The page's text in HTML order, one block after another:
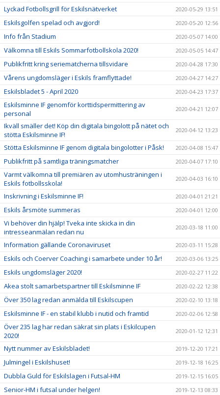
Lyckad Fotbollsgrill för Eskilsnätverket 2020-05-29 13:51
Eskilsgolfen spelad och avgjord! 2020-05-20 12:56
Info från Stadium 2020-05-07 14:00
Välkomna till Eskils Sommarfotbollskola 2020! 2020-05-05 14:47
Publikfritt kring seriematcherna tillsvidare 2020-04-28 17:30
Vårens ungdomsläger i Eskils framflyttade! 2020-04-27 14:27
Eskilsbladet 5 - April 2020 2020-04-23 17:37
Eskilsminne IF genomför korttidspermittering av
personal
2020-04-21 12:07
Ikväll smäller det! Köp din digitala bingolott på nätet och
stötta Eskilsminne IF!
2020-04-12 13:23
Stötta Eskilsminne IF genom digitala bingolotter i Påsk! 2020-04-08 15:47
Publikfritt på samtliga träningsmatcher 2020-04-07 17:10
Varmt välkomna till premiären av utomhusträningen i
Eskils fotbollsskola!
2020-04-03 16:10
Inskrivning i Eskilsminne IF! 2020-04-01 21:21
Eskils årsmöte summeras 2020-04-01 12:00
Vi behöver din hjälp! Tveka inte skicka in din
intresseanmälan redan nu
2020-03-18 11:00
Information gällande Coronaviruset 2020-03-11 15:28
Eskils och Coerver Coaching i samarbete under 10 år! 2020-03-06 13:25
Eskils ungdomsläger 2020! 2020-02-27 11:22
Akea stolt samarbetspartner till Eskilsminne IF 2020-02-22 12:38
Över 350 lag redan anmälda till Eskilscupen 2020-02-10 13:18
Eskilsminne IF - en stabil klubb i nutid och framtid 2020-02-06 12:58
Över 235 lag har redan säkrat sin plats i Eskilcupen
2020!
2020-01-12 12:31
Nytt nummer av Eskilsbladet! 2019-12-20 17:21
Julmingel i Eskilshuset! 2019-12-18 16:25
Dubbla Guld för Eskilslagen i Futsal-HM 2019-12-15 16:05
Senior-HM i futsal under helgen! 2019-12-13 08:33